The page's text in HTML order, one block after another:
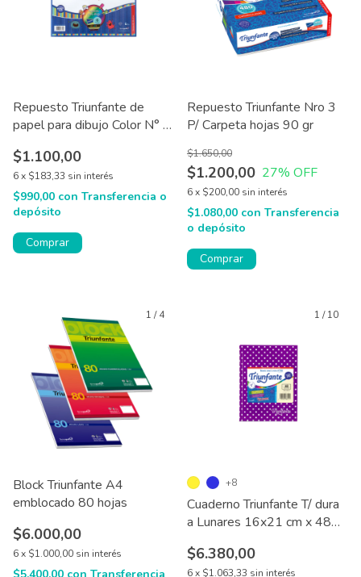
Repuesto Triunfante de
papel para dibujo Color N° 3
$1.100,00
6x $183,33 sin interés
$990,00 con Transferencia o
depósito
Comprar
Repuesto Triunfante Nro 3
P/ Carpeta hojas 90 gr
$1.200,00
$1.650,00
27% OFF
6x $200,00 sin interés
$1.080,00 con Transferencia
o depósito
Comprar
1 /4
Block Triunfante A4
emblocado 80 hojas
$6.000,00
6x $1.000,00 sin interés
1 /10
Cuaderno Triunfante T/ dura
a Lunares 16x21 cm x 48
$6.380,00
6x $1.063,33 sin interés
+8